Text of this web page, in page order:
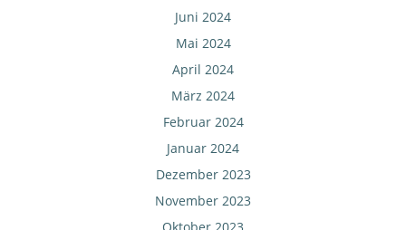
Juni 2024
Mai 2024
April 2024
März 2024
Februar 2024
Januar 2024
Dezember 2023
November 2023